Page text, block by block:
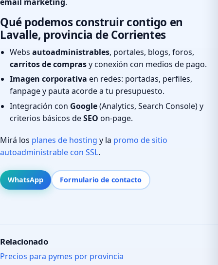
Qué podemos construir contigo en
Lavalle, provincia de Corrientes
Webs autoadministrables, portales, blogs, foros,
carritos de comprasy conexión con medios de pago.
Imagen corporativa en redes: portadas, perfiles,
fanpage y pauta acorde a tu presupuesto.
Integración con Google(Analytics, Search Console) y
criterios básicos deSEO on-page.
Mirá los planes de hosting y la promo de sitio
autoadministrable con SSL.
WhatsApp Formulario de contacto
Relacionado
Precios para pymes por provincia